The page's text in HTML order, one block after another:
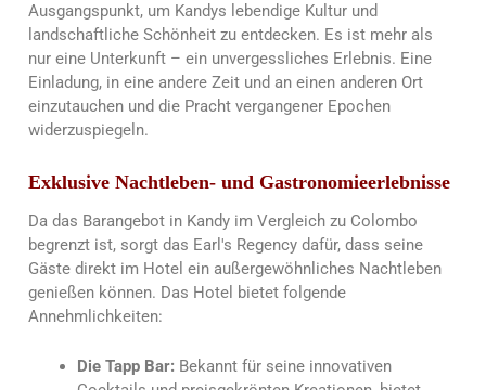
Ausgangspunkt, um Kandys lebendige Kultur und
landschaftliche Schönheit zu entdecken. Es ist mehr als
nur eine Unterkunft – ein unvergessliches Erlebnis. Eine
Einladung, in eine andere Zeit und an einen anderen Ort
einzutauchen und die Pracht vergangener Epochen
widerzuspiegeln.
Exklusive Nachtleben- und Gastronomieerlebnisse
Da das Barangebot in Kandy im Vergleich zu Colombo
begrenzt ist, sorgt das Earl's Regency dafür, dass seine
Gäste direkt im Hotel ein außergewöhnliches Nachtleben
genießen können. Das Hotel bietet folgende
Annehmlichkeiten:
Die Tapp Bar: Bekannt für seine innovativen